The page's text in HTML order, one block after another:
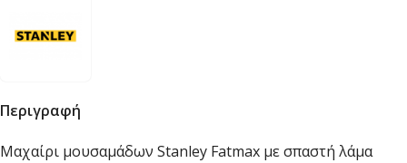
Περιγραφή
Μαχαίρι μουσαμάδων Stanley Fatmax με σπαστή λάμα